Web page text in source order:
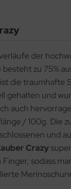
der
zu 75%
die
gehalten und
auch
/ 100g. Die
und
Crazy
sodass